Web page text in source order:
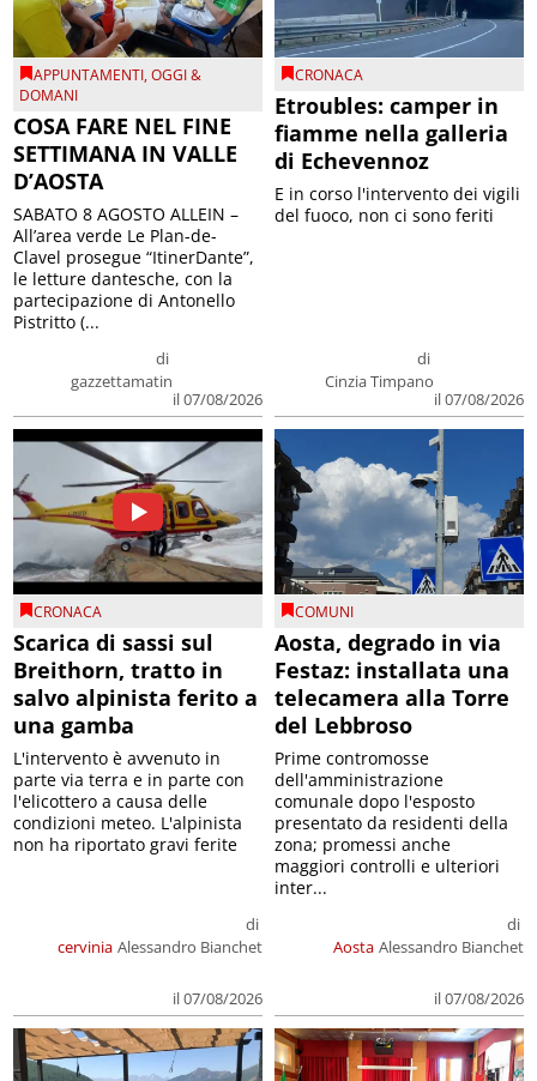
APPUNTAMENTI,OGGI &
DOMANI
COSA FARE NEL FINE
SETTIMANA IN VALLE
D’AOSTA
di
gazzettamatin
il 07/08/2026
SABATO 8 AGOSTO ALLEIN –
All’area verde Le Plan-de-
Clavel prosegue “ItinerDante”,
le letture dantesche, con la
partecipazione di Antonello
Pistritto (...
CRONACA
Etroubles: camper in
fiamme nella galleria
di Echevennoz
di
Cinzia Timpano
il 07/08/2026
E in corso l'intervento dei vigili
del fuoco, non ci sono feriti
CRONACA
Scarica di sassi sul
Breithorn, tratto in
salvo alpinista ferito a
una gamba
cervinia
di
Alessandro Bianchet
il 07/08/2026
L'intervento è avvenuto in
parte via terra e in parte con
l'elicottero a causa delle
condizioni meteo. L'alpinista
non ha riportato gravi ferite
COMUNI
Aosta, degrado in via
Festaz: installata una
telecamera alla Torre
del Lebbroso
Aosta
di
Alessandro Bianchet
il 07/08/2026
Prime contromosse
dell'amministrazione
comunale dopo l'esposto
presentato da residenti della
zona; promessi anche
maggiori controlli e ulteriori
inter...